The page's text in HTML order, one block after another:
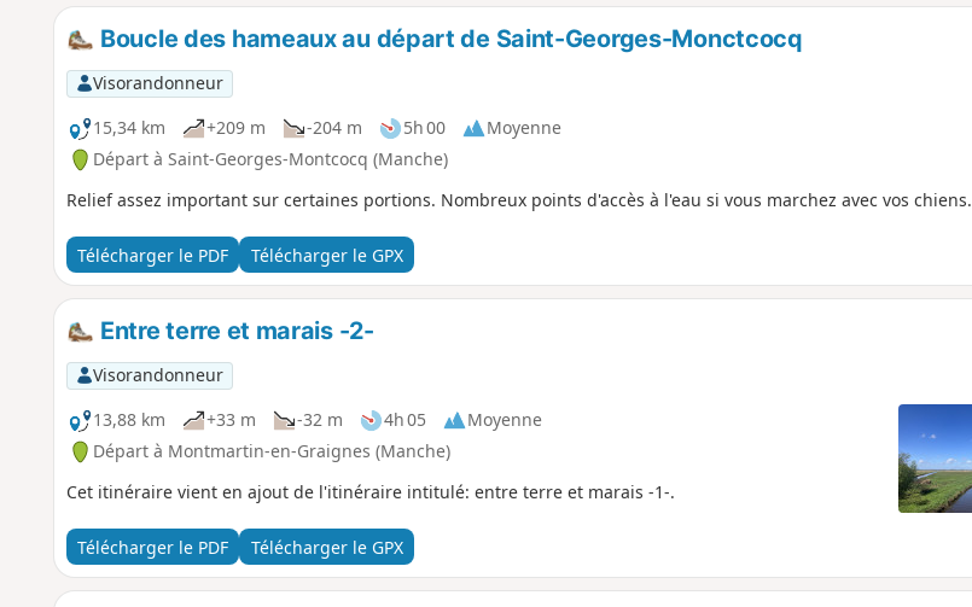
Boucle des hameaux au départ de Saint-Georges-Monctcocq
Visorandonneur
15,34 km
+209 m -204 m 5h 00
Moyenne
Départ à Saint-Georges-Montcocq (Manche)
Relief assez important sur certaines portions. Nombreux points d'accès à l'eau si vous marchez avec vos chiens.
Télécharger le PDF Télécharger le GPX
Entre terre et marais -2-
Visorandonneur
13,88 km
+33 m -32 m 4h 05
Moyenne
Départ à Montmartin-en-Graignes (Manche)
Cet itinéraire vient en ajout de l'itinéraire intitulé: entre terre et marais -1-.
Télécharger le PDF Télécharger le GPX